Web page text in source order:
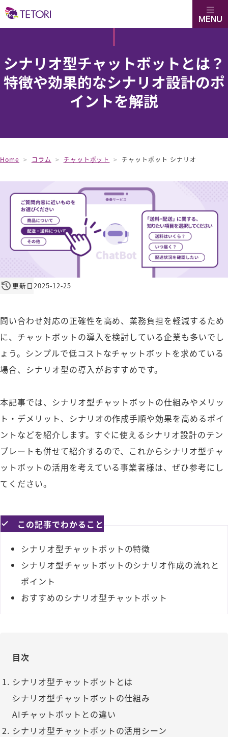
TETORI
シナリオ型チャットボットとは？
特徴や効果的なシナリオ設計のポ
イントを解説
Home コラム チャットボット チャットボット シナリオ
更新日2025-12-25
問い合わせ対応の正確性を高め、業務負担を軽減するため
に、チャットボットの導入を検討している企業も多いでし
ょう。シンプルで低コストなチャットボットを求めている
場合、シナリオ型の導入がおすすめです。
本記事では、シナリオ型チャットボットの仕組みやメリッ
ト・デメリット、シナリオの作成手順や効果を高めるポイ
ントなどを紹介します。すぐに使えるシナリオ設計のテン
プレートも併せて紹介するので、これからシナリオ型チャ
ットボットの活用を考えている事業者様は、ぜひ参考にし
てください。
この記事でわかること
シナリオ型チャットボットの特徴
シナリオ型チャットボットのシナリオ作成の流れと
ポイント
おすすめのシナリオ型チャットボット
目次
シナリオ型チャットボットとは
シナリオ型チャットボットの仕組み
AIチャットボットとの違い
シナリオ型チャットボットの活用シーン